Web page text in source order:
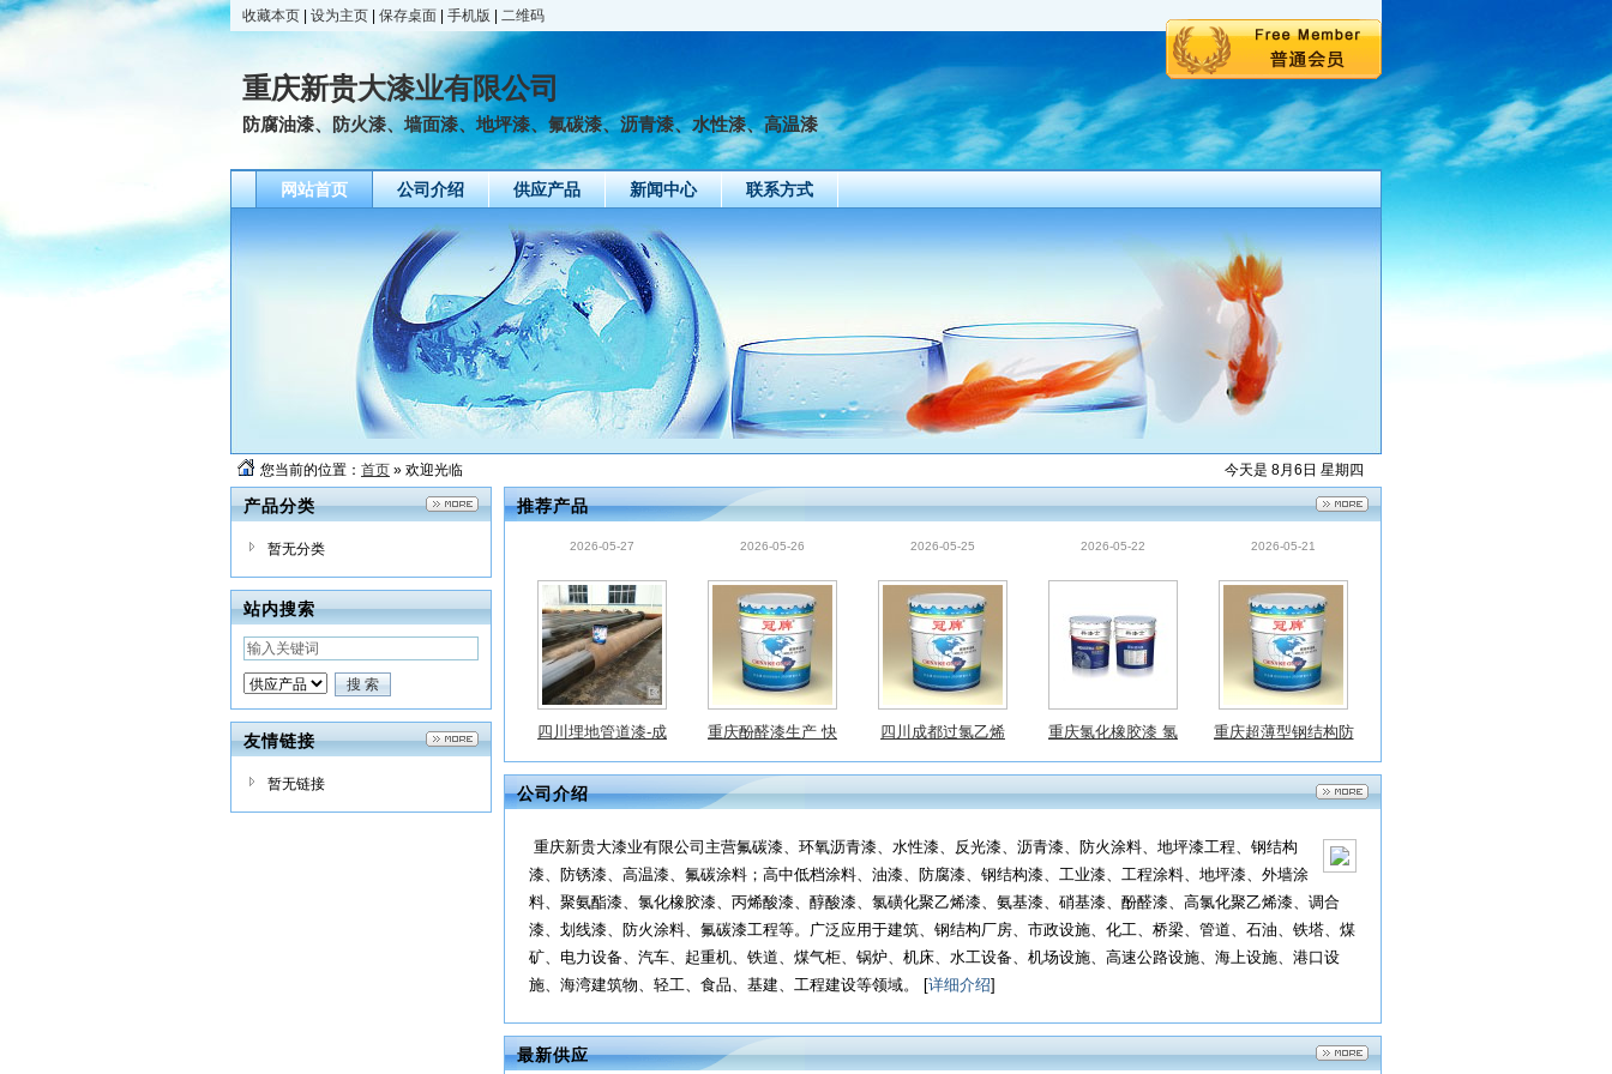
收藏本页 设为主页 保存桌面 手机版 二维码
重庆新贵大漆业有限公司
防腐油漆、防火漆、墙面漆、地坪漆、氟碳漆、沥青漆、水性漆、高温漆
网站首页 公司介绍 供应产品 新闻中心 联系方式
今天是 8月6日 星期四
您当前的位置： 首页 » 欢迎光临
产品分类
暂无分类
站内搜索
友情链接
暂无链接
推荐产品
四川埋地管道漆-成
都埋地管道油漆-管
道防腐漆
2026-05-27
重庆酚醛漆生产 快
干漆膜坚硬
四川成都过氯乙烯
漆-涂料订购 防潮防
霉耐候
重庆氯化橡胶漆 氯
化橡胶磁漆生产 耐
酸碱耐水
重庆超薄型钢结构防
火漆 超薄型钢结构
防火涂料批发
四川埋地管道漆-成
都埋地管道油漆-管
道防腐漆
2026-05-27
重庆酚醛漆生产 快
干漆膜坚硬
2026-05-26
四川成都过氯乙烯
漆-涂料订购 防潮防
霉耐候
2026-05-25
化橡胶磁漆生产 耐
酸碱耐水
2026-05-22
重庆超薄型钢结构防
火漆 超薄型钢结构
防火涂料批发
2026-05-21
公司介绍
重庆新贵大漆业有限公司主营氟碳漆、环氧沥青漆、水性漆、反光漆、沥青漆、防火涂料、地坪漆工程、钢结构
漆、防锈漆、高温漆、氟碳涂料；高中低档涂料、油漆、防腐漆、钢结构漆、工业漆、工程涂料、地坪漆、外墙涂
料、聚氨酯漆、氯化橡胶漆、丙烯酸漆、醇酸漆、氯磺化聚乙烯漆、氨基漆、硝基漆、酚醛漆、高氯化聚乙烯漆、调合
漆、划线漆、防火涂料、氟碳漆工程等。广泛应用于建筑、钢结构厂房、市政设施、化工、桥梁、管道、石油、铁塔、煤
矿、电力设备、汽车、起重机、铁道、煤气柜、锅炉、机床、水工设备、机场设施、高速公路设施、海上设施、港口设
施、海湾建筑物、轻工、食品、基建、工程建设等领域。 [详细介绍]
最新供应